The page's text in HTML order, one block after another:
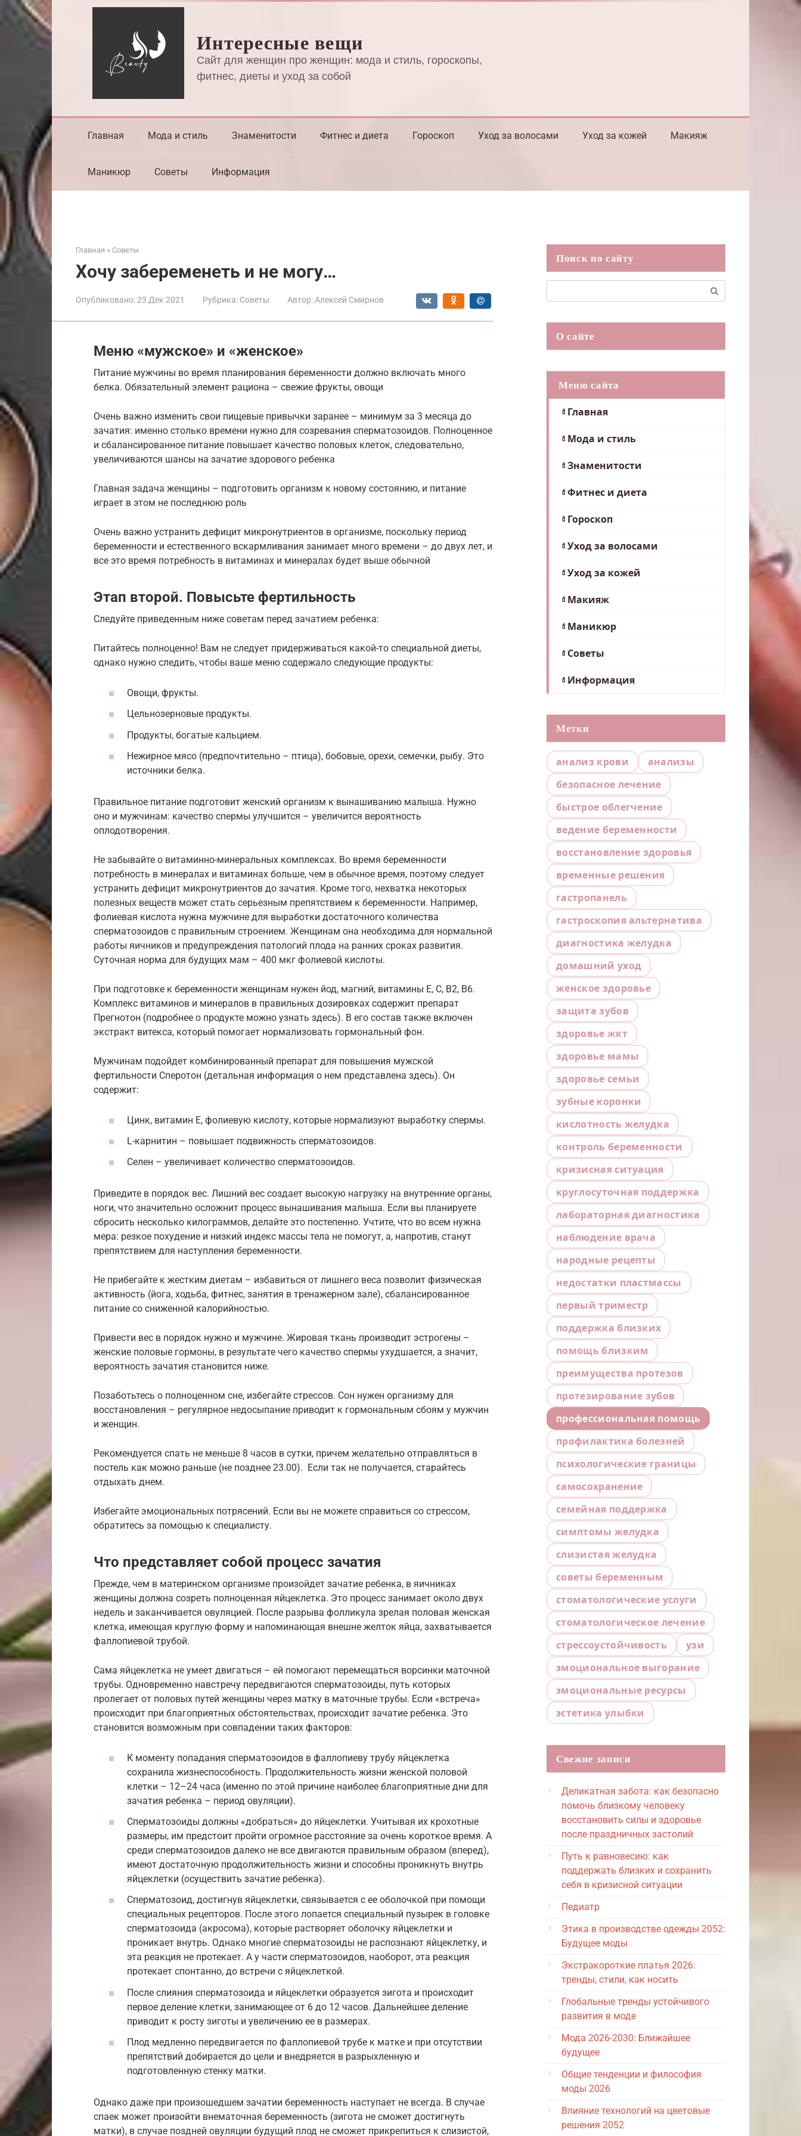
Перейти
к
контенту
Интересные вещи
Сайт для женщин про женщин: мода и стиль, гороскопы,
фитнес, диеты и уход за собой
Главная Мода и стиль Знаменитости Фитнес и диета Гороскоп Уход за волосами Уход за кожей Макияж
Маникюр Советы Информация
Главная » Советы
Хочу забеременеть и не могу…
Опубликовано:23 Дек 2021 Рубрика: Советы Автор: Алексей Смирнов
Меню «мужское» и «женское»
Питание мужчины во время планирования беременности должно включать много
белка. Обязательный элемент рациона – свежие фрукты, овощи
Очень важно изменить свои пищевые привычки заранее – минимум за 3 месяца до
зачатия: именно столько времени нужно для созревания сперматозоидов. Полноценное
и сбалансированное питание повышает качество половых клеток, следовательно,
увеличиваются шансы на зачатие здорового ребенка
Главная задача женщины – подготовить организм к новому состоянию, и питание
играет в этом не последнюю роль
Очень важно устранить дефицит микронутриентов в организме, поскольку период
беременности и естественного вскармливания занимает много времени – до двух лет, и
все это время потребность в витаминах и минералах будет выше обычной
Этап второй. Повысьте фертильность
Следуйте приведенным ниже советам перед зачатием ребенка:
Питайтесь полноценно! Вам не следует придерживаться какой-то специальной диеты,
однако нужно следить, чтобы ваше меню содержало следующие продукты:
Овощи, фрукты.
Цельнозерновые продукты.
Продукты, богатые кальцием.
Нежирное мясо (предпочтительно – птица), бобовые, орехи, семечки, рыбу. Это
источники белка.
Правильное питание подготовит женский организм к вынашиванию малыша. Нужно
оно и мужчинам: качество спермы улучшится – увеличится вероятность
оплодотворения.
Не забывайте о витаминно-минеральных комплексах. Во время беременности
потребность в минералах и витаминах больше, чем в обычное время, поэтому следует
устранить дефицит микронутриентов до зачатия. Кроме того, нехватка некоторых
полезных веществ может стать серьезным препятствием к беременности. Например,
фолиевая кислота нужна мужчине для выработки достаточного количества
сперматозоидов с правильным строением. Женщинам она необходима для нормальной
работы яичников и предупреждения патологий плода на ранних сроках развития.
Суточная норма для будущих мам – 400 мкг фолиевой кислоты.
При подготовке к беременности женщинам нужен йод, магний, витамины Е, С, B2, В6.
Комплекс витаминов и минералов в правильных дозировках содержит препарат
Прегнотон (подробнее о продукте можно узнать здесь). В его состав также включен
экстракт витекса, который помогает нормализовать гормональный фон.
Мужчинам подойдет комбинированный препарат для повышения мужской
фертильности Сперотон (детальная информация о нем представлена здесь). Он
содержит:
Цинк, витамин Е, фолиевую кислоту, которые нормализуют выработку спермы.
L-карнитин – повышает подвижность сперматозоидов.
Селен – увеличивает количество сперматозоидов.
Приведите в порядок вес. Лишний вес создает высокую нагрузку на внутренние органы,
ноги, что значительно осложнит процесс вынашивания малыша. Если вы планируете
сбросить несколько килограммов, делайте это постепенно. Учтите, что во всем нужна
мера: резкое похудение и низкий индекс массы тела не помогут, а, напротив, станут
препятствием для наступления беременности.
Не прибегайте к жестким диетам – избавиться от лишнего веса позволит физическая
активность (йога, ходьба, фитнес, занятия в тренажерном зале), сбалансированное
питание со сниженной калорийностью.
Привести вес в порядок нужно и мужчине. Жировая ткань производит эстрогены –
женские половые гормоны, в результате чего качество спермы ухудшается, а значит,
вероятность зачатия становится ниже.
Позаботьтесь о полноценном сне, избегайте стрессов. Сон нужен организму для
восстановления – регулярное недосыпание приводит к гормональным сбоям у мужчин
и женщин.
Рекомендуется спать не меньше 8 часов в сутки, причем желательно отправляться в
постель как можно раньше (не позднее 23.00). Если так не получается, старайтесь
отдыхать днем.
Избегайте эмоциональных потрясений. Если вы не можете справиться со стрессом,
обратитесь за помощью к специалисту.
Что представляет собой процесс зачатия
Прежде, чем в материнском организме произойдет зачатие ребенка, в яичниках
женщины должна созреть полноценная яйцеклетка. Это процесс занимает около двух
недель и заканчивается овуляцией. После разрыва фолликула зрелая половая женская
клетка, имеющая круглую форму и напоминающая внешне желток яйца, захватывается
фаллопиевой трубой.
Сама яйцеклетка не умеет двигаться – ей помогают перемещаться ворсинки маточной
трубы. Одновременно навстречу передвигаются сперматозоиды, путь которых
пролегает от половых путей женщины через матку в маточные трубы. Если «встреча»
происходит при благоприятных обстоятельствах, происходит зачатие ребенка. Это
становится возможным при совпадении таких факторов:
К моменту попадания сперматозоидов в фаллопиеву трубу яйцеклетка
сохранила жизнеспособность. Продолжительность жизни женской половой
клетки – 12–24 часа (именно по этой причине наиболее благоприятные дни для
зачатия ребенка – период овуляции).
Сперматозоиды должны «добраться» до яйцеклетки. Учитывая их крохотные
размеры, им предстоит пройти огромное расстояние за очень короткое время. А
среди сперматозоидов далеко не все двигаются правильным образом (вперед),
имеют достаточную продолжительность жизни и способны проникнуть внутрь
яйцеклетки (осуществить зачатие ребенка).
Сперматозоид, достигнув яйцеклетки, связывается с ее оболочкой при помощи
специальных рецепторов. После этого лопается специальный пузырек в головке
сперматозоида (акросома), которые растворяет оболочку яйцеклетки и
проникает внутрь. Однако многие сперматозоиды не распознают яйцеклетку, и
эта реакция не протекает. А у части сперматозоидов, наоборот, эта реакция
протекает спонтанно, до встречи с яйцеклеткой.
После слияния сперматозоида и яйцеклетки образуется зигота и происходит
первое деление клетки, занимающее от 6 до 12 часов. Дальнейшее деление
приводит к росту зиготы и увеличению ее в размерах.
Плод медленно передвигается по фаллопиевой трубе к матке и при отсутствии
препятствий добирается до цели и внедряется в разрыхленную и
подготовленную стенку матки.
Однако даже при произошедшем зачатии беременность наступает не всегда. В случае
спаек может произойти внематочная беременность (зигота не сможет достигнуть
матки), в случае поздней овуляции будущий плод не сможет прикрепиться к слизистой,
Поиск по сайту
О сайте
Меню сайта
Главная
Мода и стиль
Знаменитости
Фитнес и диета
Гороскоп
Уход за волосами
Уход за кожей
Макияж
Маникюр
Советы
Информация
Метки
анализ крови
анализы
безопасное лечение
быстрое облегчение
ведение беременности
восстановление здоровья
временные решения
гастропанель
гастроскопия альтернатива
диагностика желудка
домашний уход
женское здоровье
защита зубов
здоровье жкт
здоровье мамы
здоровье семьи
зубные коронки
кислотность желудка
контроль беременности
кризисная ситуация
круглосуточная поддержка
лабораторная диагностика
наблюдение врача
народные рецепты
недостатки пластмассы
первый триместр
поддержка близких
помощь близким
преимущества протезов
протезирование зубов
профессиональная помощь
профилактика болезней
психологические границы
самосохранение
семейная поддержка
симптомы желудка
слизистая желудка
советы беременным
стоматологические услуги
стоматологическое лечение
стрессоустойчивость
узи
эмоциональное выгорание
эмоциональные ресурсы
эстетика улыбки
Свежие записи
Деликатная забота: как безопасно
помочь близкому человеку
восстановить силы и здоровье
после праздничных застолий
Путь к равновесию: как
поддержать близких и сохранить
себя в кризисной ситуации
Педиатр
Этика в производстве одежды 2052:
Будущее моды
Экстракороткие платья 2026:
тренды, стили, как носить
Глобальные тренды устойчивого
развития в моде
Мода 2026-2030: Ближайшее
будущее
Общие тенденции и философия
моды 2026
Влияние технологий на цветовые
решения 2052